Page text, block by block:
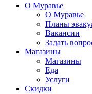
О Муравье
О Муравье
Планы
Вакансии
Задать
Магазины
Магазины
Еда
Услуги
Скидки